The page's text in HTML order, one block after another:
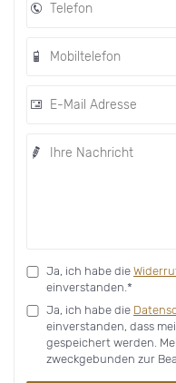
Ja, ich habe die
einverstanden.*
Ja, ich habe die
einverstanden, dass
gespeichert werden.
zweckgebunden zur